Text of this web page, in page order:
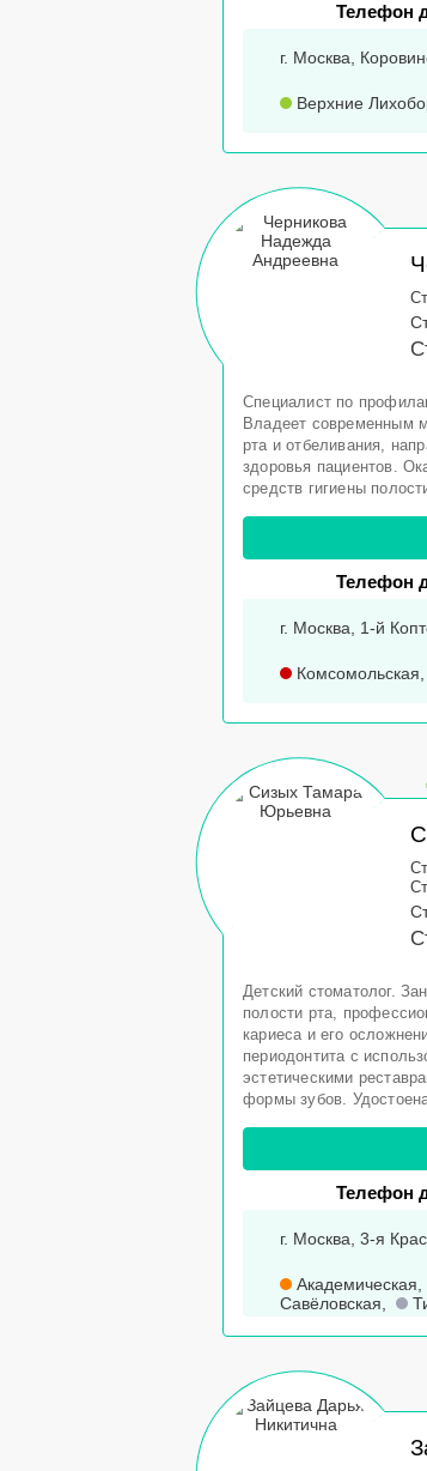
Телефон
г. Москва,
Верхние
Специалист по
Владеет современным
рта и отбеливания,
здоровья пациентов.
средств гигиены
Телефон
г. Москва, 1-й
Комсомольская
Детский стоматолог.
полости рта,
кариеса и его
периодонтита с
эстетическими
формы зубов.
Телефон
г. Москва, 3-я
Академическая
Савёловская